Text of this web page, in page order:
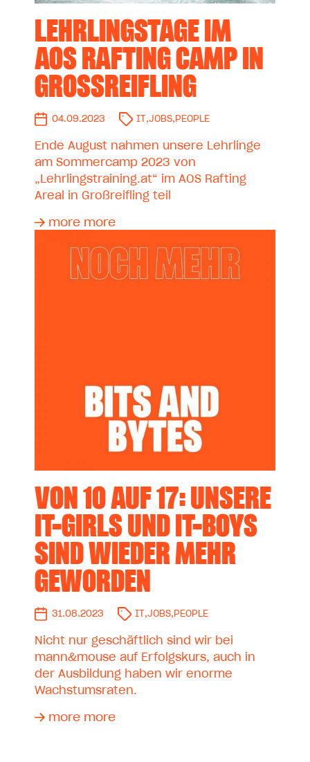
LEHRLINGSTAGE IM
AOS RAFTING CAMP IN
GROSSREIFLING
04.09.2023 IT ,JOBS, PEOPLE
Ende August nahmen unsere Lehrlinge
am Sommercamp 2023 von
„Lehrlingstraining.at“ im AOS Rafting
Areal in Großreifling teil
more more
VON 10 AUF 17: UNSERE
IT-GIRLS UND IT-BOYS
SIND WIEDER MEHR
GEWORDEN
31.08.2023 IT ,JOBS, PEOPLE
Nicht nur geschäftlich sind wir bei
mann&mouse auf Erfolgskurs, auch in
der Ausbildung haben wir enorme
Wachstumsraten.
more more